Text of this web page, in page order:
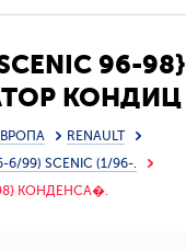
96-98}
КОНДИЦ
(GERI)
RENAULT
6/99) SCENIC (1/96-.
98} КОНДЕНСА�.